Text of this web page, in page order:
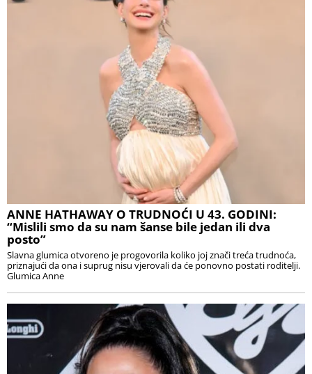
ANNE HATHAWAY O TRUDNOĆI U 43. GODINI:
“Mislili smo da su nam šanse bile jedan ili dva
posto”
Slavna glumica otvoreno je progovorila koliko joj znači treća trudnoća,
priznajući da ona i suprug nisu vjerovali da će ponovno postati roditelji.
Glumica Anne